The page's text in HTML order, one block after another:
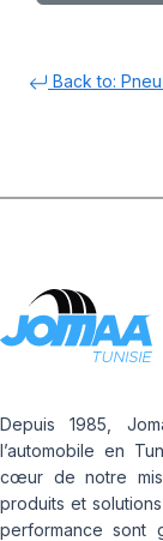
Back to:
Depuis 1985,
l’automobile en
cœur de notre
produits et
performance sont